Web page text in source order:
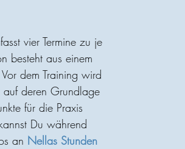
vier Termine zu je
besteht aus einem
dem Training wird
auf deren Grundlage
für die Praxis
Du während
an Nellas Stunden